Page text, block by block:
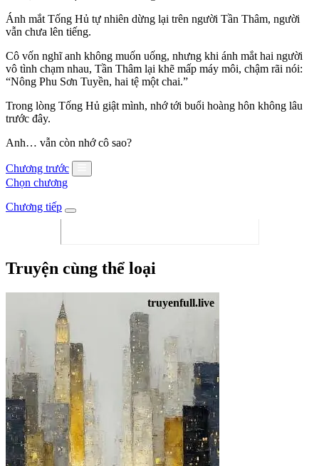
Ánh mắt Tống Hủ tự nhiên dừng lại trên người Tần Thâm, người
vẫn chưa lên tiếng.
Cô vốn nghĩ anh không muốn uống, nhưng khi ánh mắt hai người
vô tình chạm nhau, Tần Thâm lại khẽ mấp máy môi, chậm rãi nói:
“Nông Phu Sơn Tuyền, hai tệ một chai.”
Trong lòng Tống Hủ giật mình, nhớ tới buổi hoàng hôn không lâu
trước đây.
Anh… vẫn còn nhớ cô sao?
Chương trước
Chọn chương
Chương tiếp
Truyện cùng thể loại